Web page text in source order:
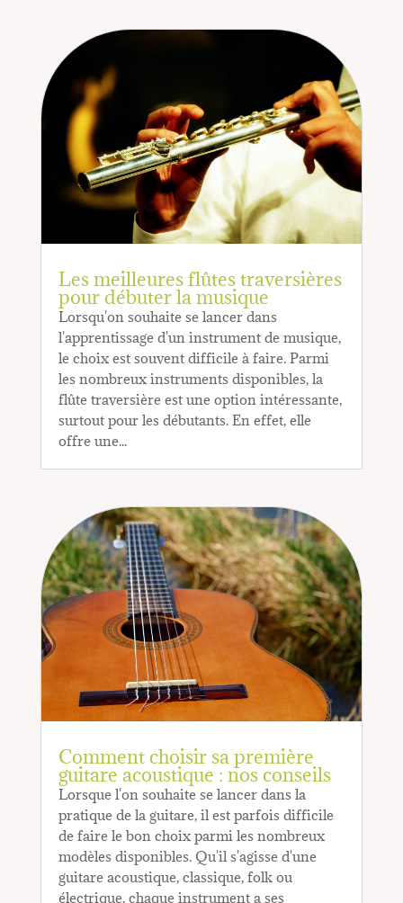
Les meilleures flûtes traversières
pour débuter la musique
Lorsqu'on souhaite se lancer dans
l'apprentissage d'un instrument de musique,
le choix est souvent difficile à faire. Parmi
les nombreux instruments disponibles, la
flûte traversière est une option intéressante,
surtout pour les débutants. En effet, elle
offre une...
Comment choisir sa première
guitare acoustique : nos conseils
Lorsque l'on souhaite se lancer dans la
pratique de la guitare, il est parfois difficile
de faire le bon choix parmi les nombreux
modèles disponibles. Qu'il s'agisse d'une
guitare acoustique, classique, folk ou
électrique, chaque instrument a ses